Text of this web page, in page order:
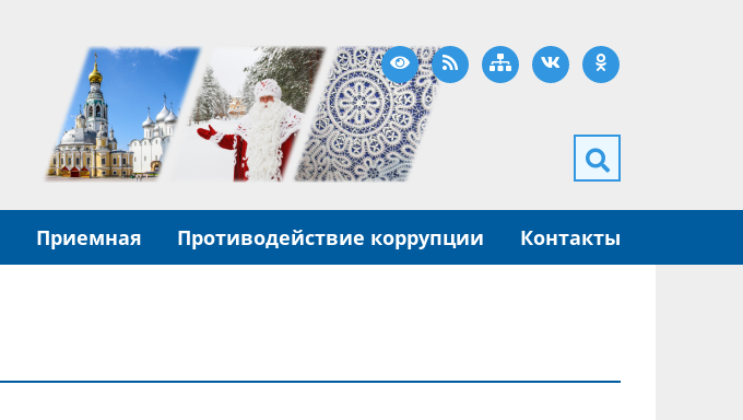
Версия для слабовидящих
RSS Карта сайта
ВКонтактеОдноклассники
Приемная Противодействие коррупции Контакты